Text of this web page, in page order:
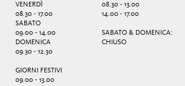
VENERDÌ
08.30 - 17.00
SABATO
09.00 - 14.00
DOMENICA
09.30 - 12.30
GIORNI FESTIVI
09.00 - 13.00
08.30 - 13.00
14.00 - 17.00
SABATO & DOMENICA:
CHIUSO